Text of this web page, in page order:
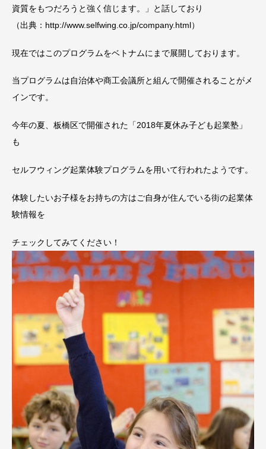
資質をもつだろうと強く信じます。」と話しており
（出典：http://www.selfwing.co.jp/company.html）
現在ではこのプログラムをベトナムにまで展開しております。
当プログラムは自治体や商工会議所と組んで開催されることがメ
インです。
今年の夏、板橋区で開催された「2018年夏休み子ども起業塾」
も
セルフウィング起業体験プログラムを用いて行われたようです。
体験したいお子様をお持ちの方はご自身が住んでいる街の起業体
験情報を
チェックしてみてください！